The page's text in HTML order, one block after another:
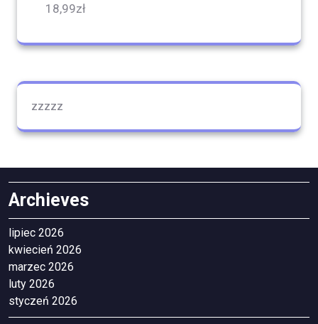
18,99zł
zzzzz
Archieves
lipiec 2026
kwiecień 2026
marzec 2026
luty 2026
styczeń 2026